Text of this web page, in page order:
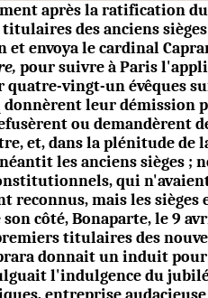
après la ratification
des anciens
et envoya le cardinal
pour suivre à Paris
quatre-vingt-un évêques
leur démis­sion
ou demandèrent
et, dans la plénitude de
les anciens sièges ;
qui
reconnus, mais les sièges
côté, Bonaparte, le 9
titulaires des
donnait un induit
l'indulgence du